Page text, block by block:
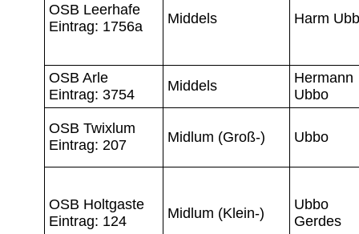
OSB Leerhafe
Eintrag: 1756a
Middels Harm
OSB Arle
Eintrag: 3754
Middels
Hermann
Ubbo
OSB Twixlum
Eintrag: 207
Midlum (Groß-) Ubbo
OSB Holtgaste
Eintrag: 124
Midlum (Klein-)
Ubbo
Gerdes